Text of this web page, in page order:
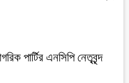
পার্টির এনসিপি নেতৃবৃন্দ